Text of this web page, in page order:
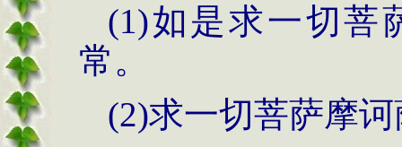
(1)如是求一切菩
常。
(2)求一切菩萨摩